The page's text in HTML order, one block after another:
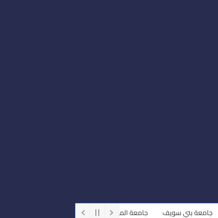
بني سويف جامعة المنيا جامعة كفر الشيخ